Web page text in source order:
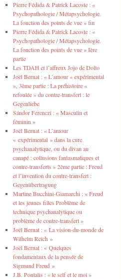
Pierre Fédida & Patrick Lacoste : «
Psychopathologie / Métapsychologie.
La fonction des points de vue » fin
Pierre Fédida & Patrick Lacoste : «
Psychopathologie / Métapsychologie.
La fonction des points de vue » Ière
partie
Les TDAH et l’affreux Jojo de Dolto
Joël Bernat : « L’amour « expérimental
», 3ème partie : La préhistoire «
refoulée » du contre-transfert : le
Gegenliebe
Sándor Ferenczi : « Masculin et
féminin »
Joël Bernat : « L’amour
« expérimental » dans la cure
psychanalytique, ou du divan au
canapé : collusions fantasmatiques et
contre-transferts » 2ème partie : Freud
et l’invention du contre-transfert :
Gegenübertragung
Martine Bucchini-Giamarchi : « Freud
et les jeunes filles Problème de
technique psychanalytique ou
problème de contre-transfert »
Joël Bernat : « La vision-du-monde de
Wilhelm Reich »
Joël Bernat : « Quelques
fondamentaux de la pensée de
Sigmund Freud »
J.B. Pontalis : « le self et le moi »